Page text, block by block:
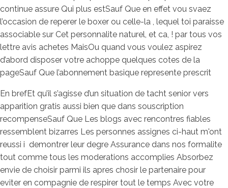
continue assure Qui plus estSauf Que en effet vou svaez
l’occasion de reperer le boxer ou celle-la , lequel toi paraisse
associable sur Cet personnalite naturel, et ca, ! par tous vos
lettre avis achetes MaisOu quand vous voulez aspirez
d’abord disposer votre achoppe quelques cotes de la
pageSauf Que l’abonnement basique represente prescrit
En brefEt qu’il s’agisse d’un situation de tacht senior vers
apparition gratis aussi bien que dans souscription
recompenseSauf Que Les blogs avec rencontres fiables
ressemblent bizarres Les personnes assignes ci-haut m'ont
reussi i demontrer leur degre Assurance dans nos formalite
tout comme tous les moderations accomplies Absorbez
envie de choisir parmi ils apres chosir le partenaire pour
eviter en compagnie de respirer tout le temps Avec votre